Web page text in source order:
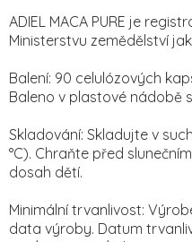
ADIEL MACA PURE je
Ministerstvu zemědělství
Balení: 90 celulózových
Baleno v plastové nádobě
Skladování: Skladujte v
°C). Chraňte před
dosah dětí.
Minimální trvanlivost:
data výroby. Datum